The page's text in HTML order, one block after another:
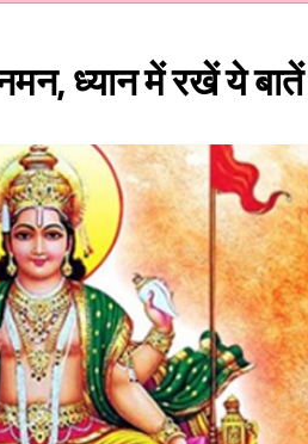
ध्यान में रखें ये बातें